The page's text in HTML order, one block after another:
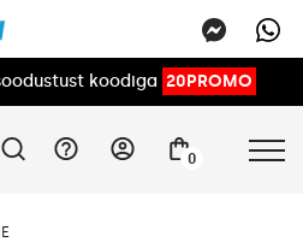
koodiga 20PROMO
0